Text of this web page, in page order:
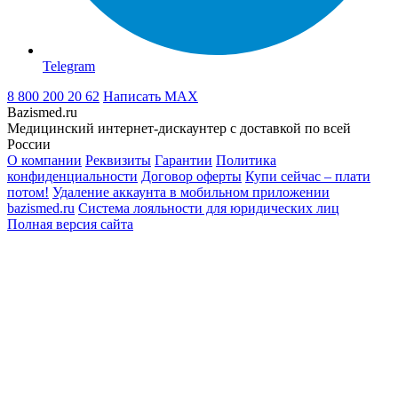
Telegram
8 800 200 20 62 Написать MAX
Bazismed.ru
Медицинский интернет-дискаунтер с доставкой по всей
России
О компании Реквизиты Гарантии Политика
конфиденциальности Договор оферты Купи сейчас – плати
потом! Удаление аккаунта в мобильном приложении
bazismed.ru Система лояльности для юридических лиц
Полная версия сайта